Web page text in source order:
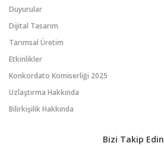
Duyurular
Dijital Tasarım
Tarımsal Üretim
Etkinlikler
Konkordato Komiserliği 2025
Uzlaştırma Hakkında
Bilirkişilik Hakkında
Bizi Takip Edin